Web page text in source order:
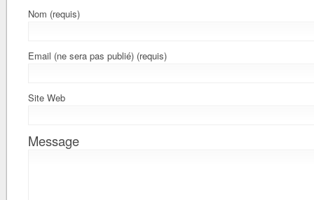
Nom (requis)
Email (ne sera pas publié) (requis)
Site Web
Message